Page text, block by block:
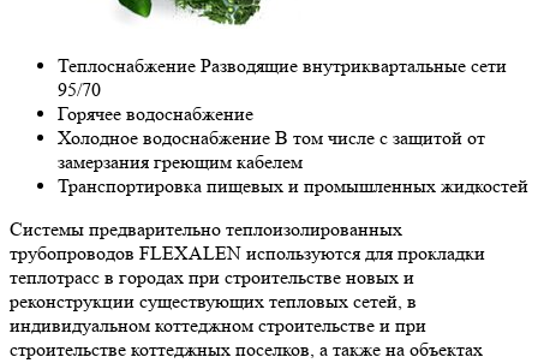
Теплоснабжение Разводящие внутриквартальные сети
95/70
Горячее водоснабжение
Холодное водоснабжение В том числе с защитой от
замерзания греющим кабелем
Транспортировка пищевых и промышленных жидкостей
Системы предварительно теплоизолированных
трубопроводов FLEXALEN используются для прокладки
теплотрасс в городах при строительстве новых и
реконструкции существующих тепловых сетей, в
индивидуальном коттеджном строительстве и при
строительстве коттеджных поселков, а также на объектах